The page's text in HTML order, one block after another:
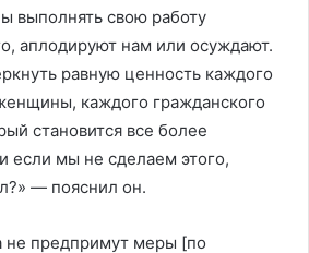
выполнять свою работу
аплодируют нам или осуждают.
равную ценность каждого
каждого гражданского
становится все более
если мы не сделаем этого,
— пояснил он.
не предпримут меры [по